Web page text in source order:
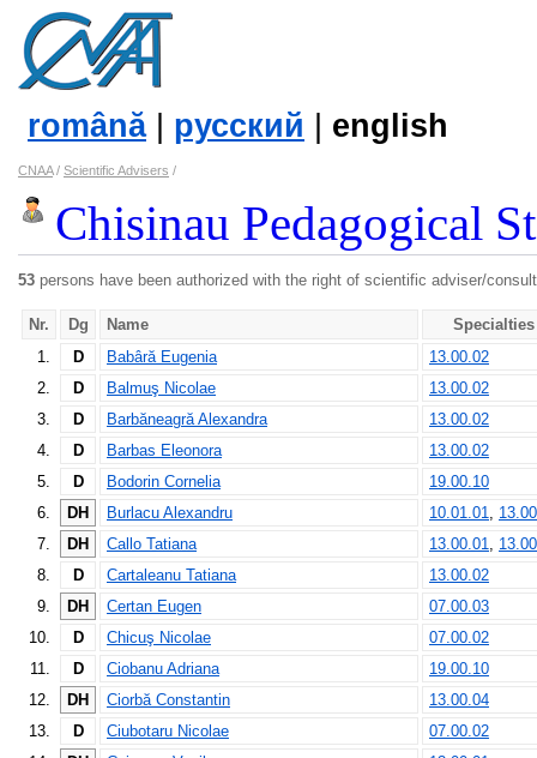
română| русский english
CNAA/ Scientific Advisers /
Chisinau Pedagogical
53 persons have been authorized with the right of scientific adviser/
Nr. Dg Name
Specialties
1.
D Babâră Eugenia
13.00.02
2.
D Balmuş Nicolae
13.00.02
3.
D Barbăneagră Alexandra
13.00.02
4.
D Barbas Eleonora
13.00.02
5.
D Bodorin Cornelia
19.00.10
6.
DH Burlacu Alexandru 10.01.01,
7.
DH Callo Tatiana 13.00.01,
8.
D Cartaleanu Tatiana
13.00.02
9.
DH Certan Eugen
07.00.03
10.
D Chicuş Nicolae
07.00.02
11.
D Ciobanu Adriana
19.00.10
12.
DH Ciorbă Constantin
13.00.04
13.
D Ciubotaru Nicolae
07.00.02